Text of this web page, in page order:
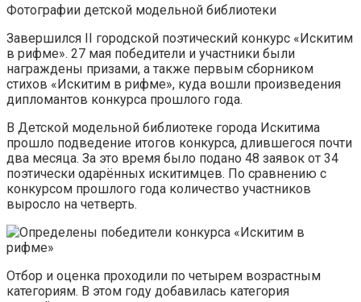
Фотографии детской модельной библиотеки
Завершился II городской поэтический конкурс «Искитим
в рифме». 27 мая победители и участники были
награждены призами, а также первым сборником
стихов «Искитим в рифме», куда вошли произведения
дипломантов конкурса прошлого года.
В Детской модельной библиотеке города Искитима
прошло подведение итогов конкурса, длившегося почти
два месяца. За это время было подано 48 заявок от 34
поэтически одарённых искитимцев. По сравнению с
конкурсом прошлого года количество участников
выросло на четверть.
Отбор и оценка проходили по четырем возрастным
категориям. В этом году добавилась категория